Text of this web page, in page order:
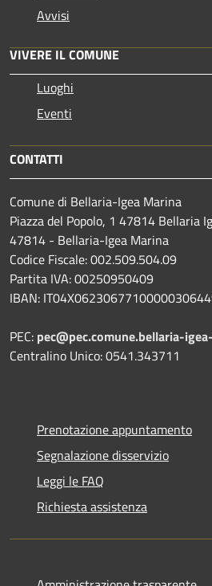
Avvisi
VIVERE IL COMUNE
Luoghi
Eventi
CONTATTI
Comune di Bellaria-Igea Marina
Piazza del Popolo, 1 47814 Bellaria
47814 - Bellaria-Igea Marina
Codice Fiscale: 002.509.504.09
Partita IVA: 00250950409
IBAN:
PEC: pec@pec.comune.bellaria-
Centralino Unico: 0541.343711
Prenotazione appuntamento
Segnalazione disservizio
Leggi le FAQ
Richiesta assistenza